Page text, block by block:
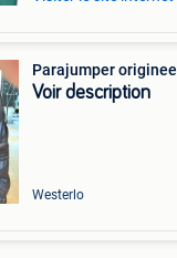
Parajumper origineel
Voir description
Westerlo